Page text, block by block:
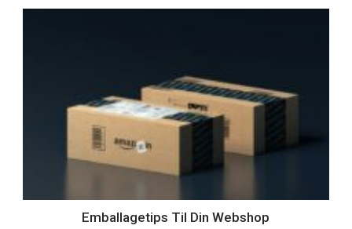
Emballagetips Til Din Webshop